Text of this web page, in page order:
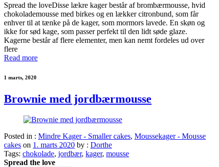
Spread the loveDisse lækre kager består af brombærmousse, hvid
chokolademousse med birkes og en lækker citronbund, som får
enhver til at tænke på de kager, som mormors lavede. En skøn og
ikke for sød kage, som passer perfekt til den lidt søde glaze.
Kagerne består af flere elementer, men kan nemt fordeles ud over
flere
Read more
1 marts, 2020
Brownie med jordbærmousse
Posted in : Mindre Kager - Smaller cakes, Moussekager - Mousse
cakes on 1. marts 2020 by : Dorthe
Tags: chokolade, jordbær, kager, mousse
Spread the love